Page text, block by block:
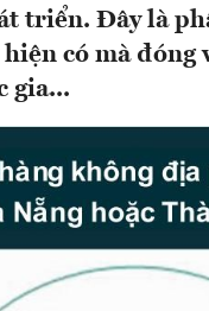
triển. Đây là
hiện có mà
gia...